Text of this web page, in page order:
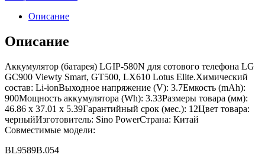
Описание
Описание
Аккумулятор (батарея) LGIP-580N для сотового телефона LG
GC900 Viewty Smart, GT500, LX610 Lotus Elite.Химический
состав: Li-ionВыходное напряжение (V): 3.7Емкость (mAh):
900Мощность аккумулятора (Wh): 3.33Размеры товара (мм):
46.86 x 37.01 x 5.39Гарантийный срок (мес.): 12Цвет товара:
черныйИзготовитель: Sino PowerСтрана: Китай
Совместимые модели:
BL9589B.054